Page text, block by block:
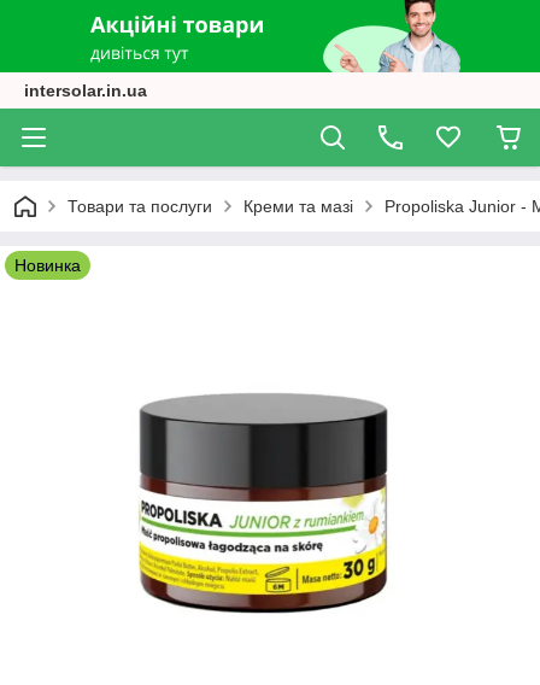
intersolar.in.ua
Товари та послуги Креми та мазі Propoliska Junior -
Новинка